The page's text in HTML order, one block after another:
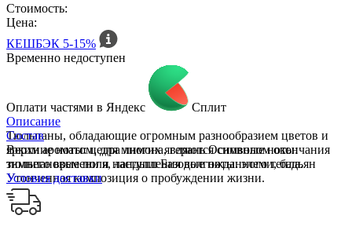
Стоимость:
Цена:
КЕШБЭК 5-15%
Временно недоступен
Оплати частями в Яндекс
Сплит
Описание
Тюльпаны, обладающие огромным разнообразием цветов и
ярким ароматом, для многих являются символом окончания
зимнего времени и наступления долгожданного тепла.
Утонченная композиция о пробуждении жизни.
Состав
Верхние ноты: цедра лимона, герань Основные ноты:
тюльпановые поля, ландыш Базовые ноты: элеми, бадьян
Условия доставки